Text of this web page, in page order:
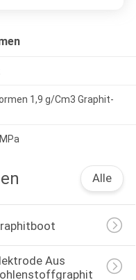
1,9 g/Cm3 Graphit-
Alle
Aus